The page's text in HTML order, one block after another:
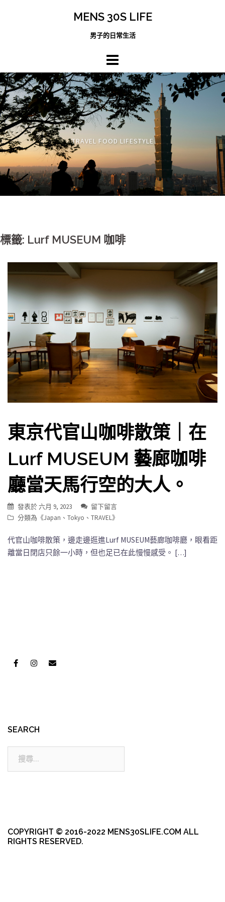
MENS 30S LIFE
男子的日常生活
TRAVEL FOOD LIFESTYLE
標籤: Lurf MUSEUM 咖啡
東京代官山咖啡散策｜在
Lurf MUSEUM 藝廊咖啡
廳當天馬行空的大人。
發表於六月 9, 2023
留下留言
分類為《Japan 、 Tokyo 、 TRAVEL》
代官山咖啡散策，邊走邊逛進Lurf MUSEUM藝廊咖啡廳，眼看距
離當日閉店只餘一小時，但也足已在此慢慢感受。 […]
SEARCH
COPYRIGHT © 2016-2022 MENS30SLIFE.COM ALL
RIGHTS RESERVED.